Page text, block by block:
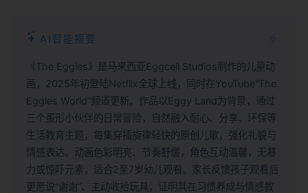
AI智能摘要
《The Eggies》是马来西亚Eggcell Studios制作的儿童动
画，2025年初登陆Netflix全球上线，同时在YouTube“The
Eggies World”频道更新。作品以Eggy Land为背景，通过
三个蛋形小伙伴的日常冒险，自然融入耐心、分享、环保等
生活教育主题，每集穿插旋律轻快的原创儿歌，强化礼貌与
情感表达。动画色彩明亮、节奏舒缓，角色互动温馨，无暴
力或惊吓元素，适合2至7岁幼儿观看。家长反馈孩子观看后
更愿说“谢谢”、主动收拾玩具，证明其在习惯养成与情感教